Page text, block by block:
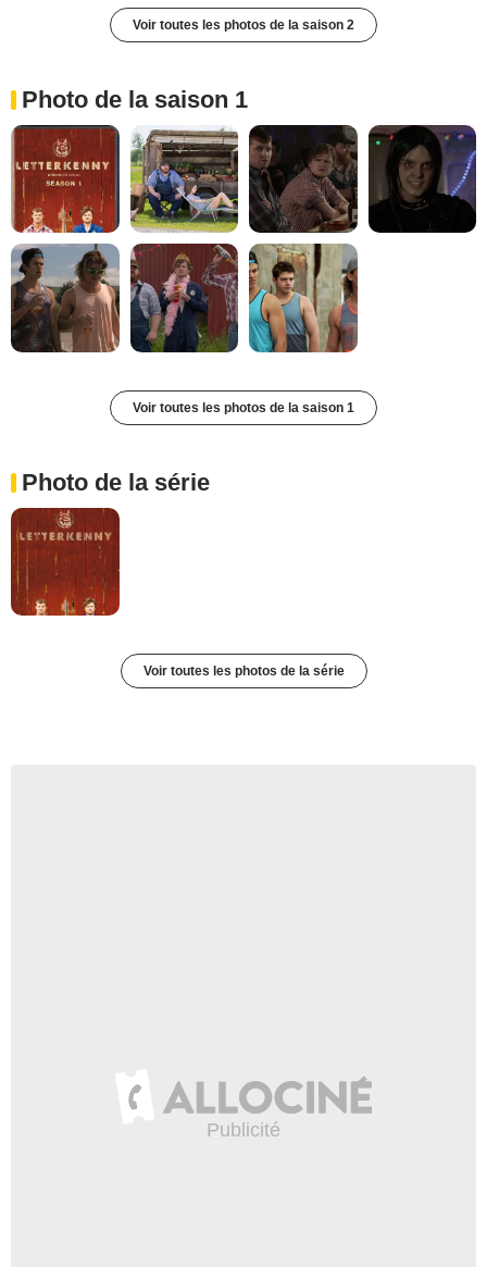
Voir toutes les photos de la saison 2
Photo de la saison 1
Voir toutes les photos de la saison 1
Photo de la série
Voir toutes les photos de la série